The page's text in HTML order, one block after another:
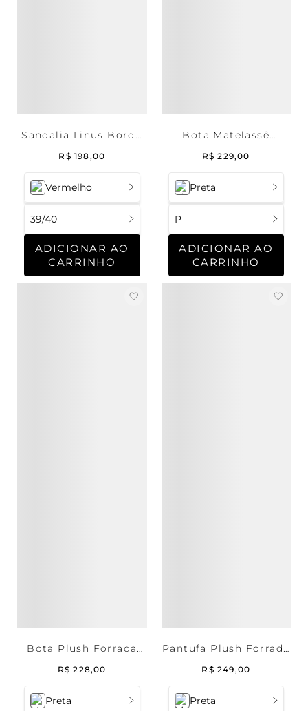
Vermelho
39/40
ADICIONAR AO
CARRINHO
Sandalia Linus Bordo
39/40
R$ 198,00
Preta
P
ADICIONAR AO
CARRINHO
Bota Matelassê
Forrada Soft
R$ 229,00
Preta
Bota Plush Forrada
R$ 228,00
Preta
Pantufa Plush Forrada
R$ 249,00